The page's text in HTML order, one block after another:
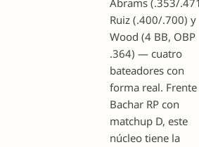
Abrams (.353/
Ruiz (.400/.700) y
Wood (4 BB, OBP
.364) — cuatro
bateadores con
forma real. Frente
Bachar RP con
matchup D, este
núcleo tiene la